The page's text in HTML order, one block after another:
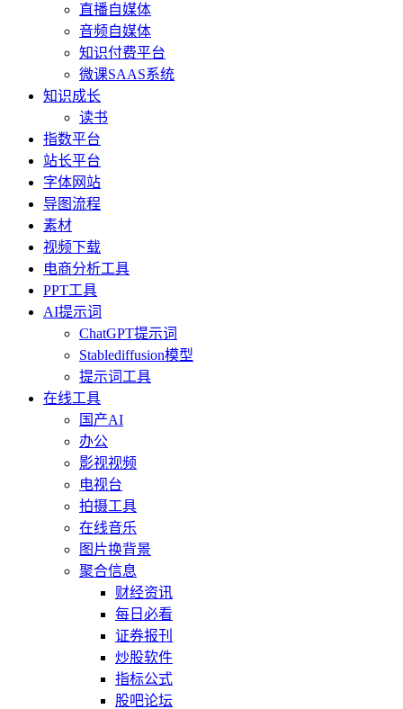
直播自媒体
音频自媒体
知识付费平台
微课SAAS系统
知识成长
读书
指数平台
站长平台
字体网站
导图流程
素材
视频下载
电商分析工具
PPT工具
AI提示词
ChatGPT提示词
Stablediffusion模型
提示词工具
在线工具
国产AI
办公
影视视频
电视台
拍摄工具
在线音乐
图片换背景
聚合信息
财经资讯
每日必看
证券报刊
炒股软件
指标公式
股吧论坛